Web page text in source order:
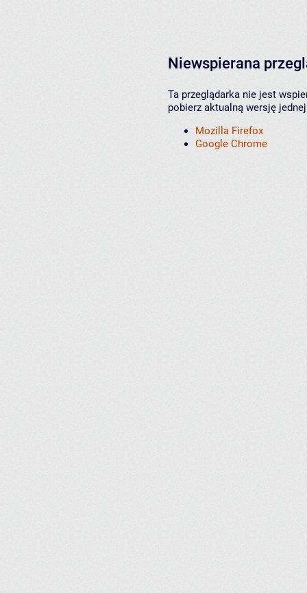
Niewspierana
Ta przeglądarka nie jest
pobierz aktualną wersję
Mozilla Firefox
Google Chrome